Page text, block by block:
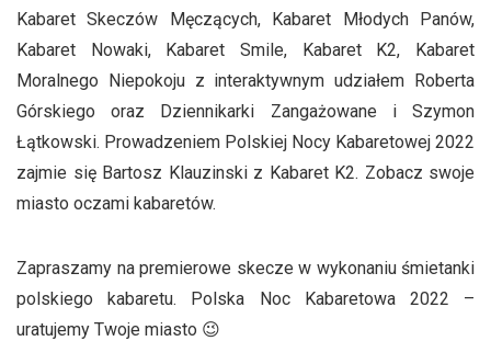
Kabaret Skeczów Męczących, Kabaret Młodych Panów,
Kabaret Nowaki, Kabaret Smile, Kabaret K2, Kabaret
Moralnego Niepokoju z interaktywnym udziałem Roberta
Górskiego oraz Dziennikarki Zangażowane i Szymon
Łątkowski. Prowadzeniem Polskiej Nocy Kabaretowej 2022
zajmie się Bartosz Klauzinski z Kabaret K2. Zobacz swoje
miasto oczami kabaretów.
Zapraszamy na premierowe skecze w wykonaniu śmietanki
polskiego kabaretu. Polska Noc Kabaretowa 2022 –
uratujemy Twoje miasto 😉